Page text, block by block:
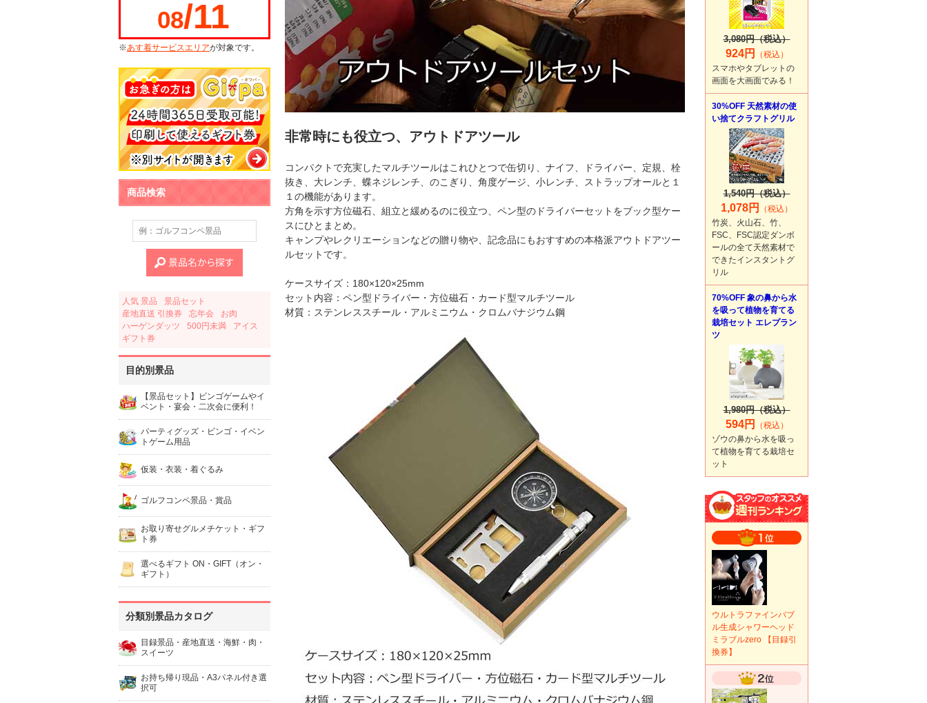
08/11
※あす着サービスエリアが対象です。
商品検索
人気 景品
景品セット
産地直送 引換券
忘年会
お肉
ハーゲンダッツ
500円未満
アイス
ギフト券
目的別景品
【景品セット】ビンゴゲームやイ
ベント・宴会・二次会に便利！
パーティグッズ・ビンゴ・イベン
トゲーム用品
仮装・衣装・着ぐるみ
ゴルフコンペ景品・賞品
お取り寄せグルメチケット・ギフ
ト券
選べるギフト ON・GIFT（オン・
ギフト）
分類別景品カタログ
目録景品・産地直送・海鮮・肉・
スイーツ
お持ち帰り現品・A3パネル付き選
択可
非常時にも役立つ、アウトドアツール
コンパクトで充実したマルチツールはこれひとつで缶切り、ナイフ、ドライバー、定規、栓
抜き、大レンチ、蝶ネジレンチ、のこぎり、角度ゲージ、小レンチ、ストラップオールと１
１の機能があります。
方角を示す方位磁石、組立と緩めるのに役立つ、ペン型のドライバーセットをブック型ケー
スにひとまとめ。
キャンプやレクリエーションなどの贈り物や、記念品にもおすすめの本格派アウトドアツー
ルセットです。
ケースサイズ：180×120×25mm
セット内容：ペン型ドライバー・方位磁石・カード型マルチツール
材質：ステンレススチール・アルミニウム・クロムバナジウム鋼
3,080円（税込）
924円
（税込）
スマホやタブレットの
画面を大画面でみる！
30%OFF 天然素材の使
い捨てクラフトグリル
1,540円（税込）
1,078円
（税込）
竹炭、火山石、竹、
FSC、FSC認定ダンボ
ールの全て天然素材で
できたインスタントグ
リル
70%OFF 象の鼻から水
を吸って植物を育てる
栽培セット エレプラン
ツ
1,980円（税込）
594円
（税込）
ゾウの鼻から水を吸っ
て植物を育てる栽培セ
ット
ウルトラファインバブ
ル生成シャワーヘッド
ミラブルzero 【目録引
換券】